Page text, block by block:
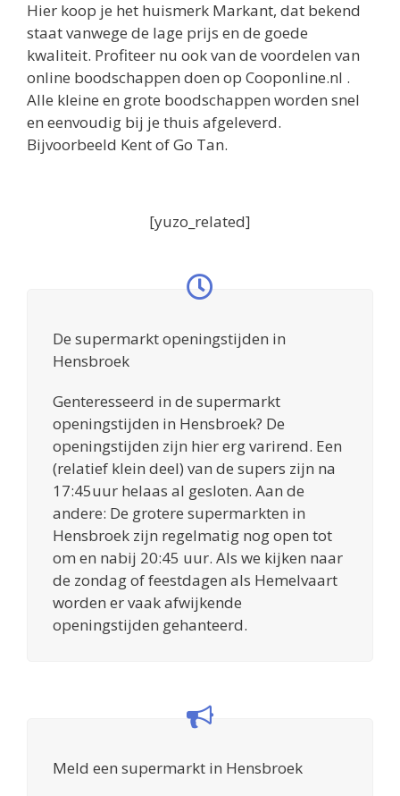
Hier koop je het huismerk Markant, dat bekend
staat vanwege de lage prijs en de goede
kwaliteit. Profiteer nu ook van de voordelen van
online boodschappen doen op Cooponline.nl .
Alle kleine en grote boodschappen worden snel
en eenvoudig bij je thuis afgeleverd.
Bijvoorbeeld Kent of Go Tan.
[yuzo_related]
De supermarkt openingstijden in
Hensbroek
Genteresseerd in de supermarkt
openingstijden in Hensbroek? De
openingstijden zijn hier erg varirend. Een
(relatief klein deel) van de supers zijn na
17:45uur helaas al gesloten. Aan de
andere: De grotere supermarkten in
Hensbroek zijn regelmatig nog open tot
om en nabij 20:45 uur. Als we kijken naar
de zondag of feestdagen als Hemelvaart
worden er vaak afwijkende
openingstijden gehanteerd.
Meld een supermarkt in Hensbroek